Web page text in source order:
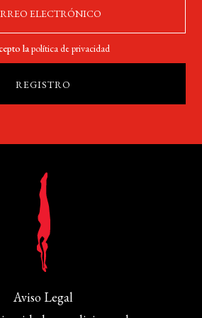
lapolítica de privacidad
Aviso Legal